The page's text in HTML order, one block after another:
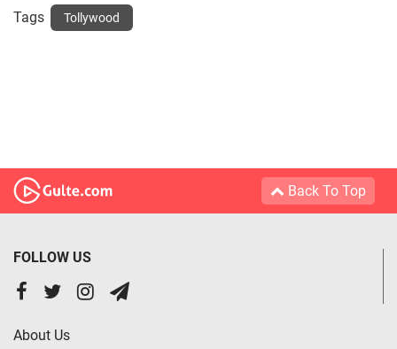
Tags Tollywood
Back To Top
FOLLOW US
About Us